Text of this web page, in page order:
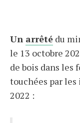
Un arrêté du
le 13 octobre
de bois dans les
touchées par les
2022 :